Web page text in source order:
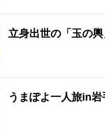
立身出世の「玉の輿
うまぽよ一人旅in岩